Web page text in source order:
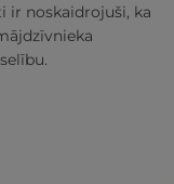
ir noskaidrojuši, ka